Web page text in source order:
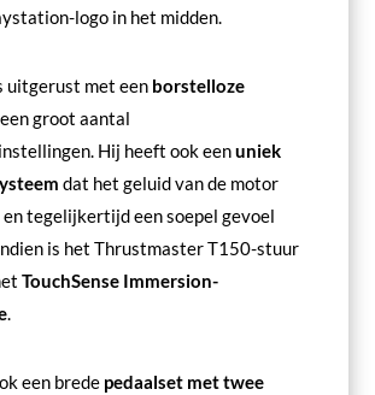
logo in het midden.
uitgerust met een borstelloze
groot aantal
Hij heeft ook eenuniek
dat het geluid van de motor
tegelijkertijd een soepel gevoel
is het Thrustmaster T150-stuur
TouchSense Immersion-
.
een brede pedaalset met twee